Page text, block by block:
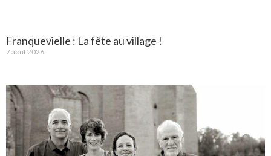
Franquevielle : La fête au village !
7 août 2026